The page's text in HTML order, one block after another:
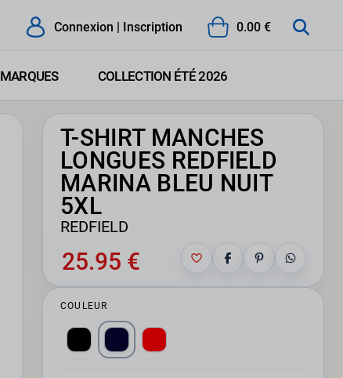
Connexion | Inscription 0.00 €
MARQUES COLLECTION ÉTÉ 2026
T-SHIRT MANCHES
LONGUES REDFIELD
MARINA BLEU NUIT
5XL
REDFIELD
25.95 €
COULEUR